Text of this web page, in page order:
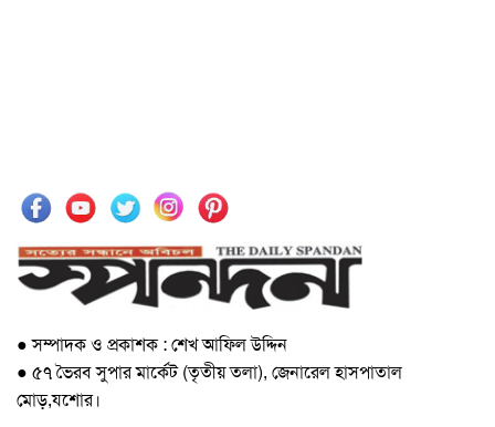
● সম্পাদক ও প্রকাশক : শেখ আফিল উদ্দিন
● ৫৭ ভৈরব সুপার মার্কেট (তৃতীয় তলা), জেনারেল হাসপাতাল
মোড়,যশোর।